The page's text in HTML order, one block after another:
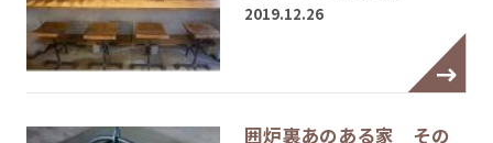
2019.12.26
囲炉裏あのある家 その